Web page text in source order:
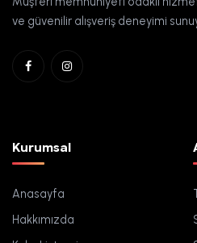
ve güvenilir alışveriş deneyimi
Kurumsal
Anasayfa
Hakkımızda